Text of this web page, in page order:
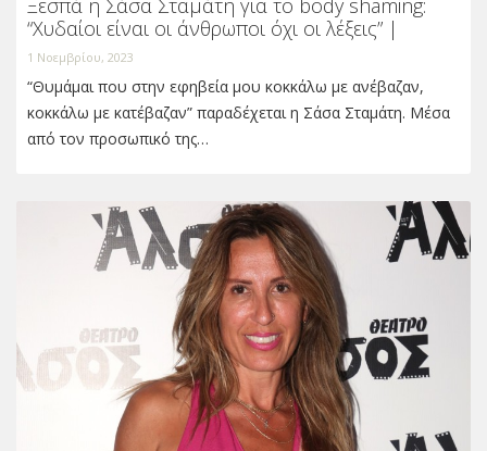
Ξεσπά η Σάσα Σταμάτη για το body shaming:
“Χυδαίοι είναι οι άνθρωποι όχι οι λέξεις” |
1 Νοεμβρίου, 2023
“Θυμάμαι που στην εφηβεία μου κοκκάλω με ανέβαζαν,
κοκκάλω με κατέβαζαν” παραδέχεται η Σάσα Σταμάτη. Μέσα
από τον προσωπικό της…